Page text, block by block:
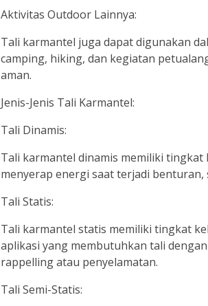
Aktivitas Outdoor Lainnya:
Tali karmantel juga dapat digunakan
camping, hiking, dan kegiatan
aman.
Jenis-Jenis Tali Karmantel:
Tali Dinamis:
Tali karmantel dinamis memiliki
menyerap energi saat terjadi
Tali Statis:
Tali karmantel statis memiliki tingkat
aplikasi yang membutuhkan tali
rappelling atau penyelamatan.
Tali Semi-Statis: